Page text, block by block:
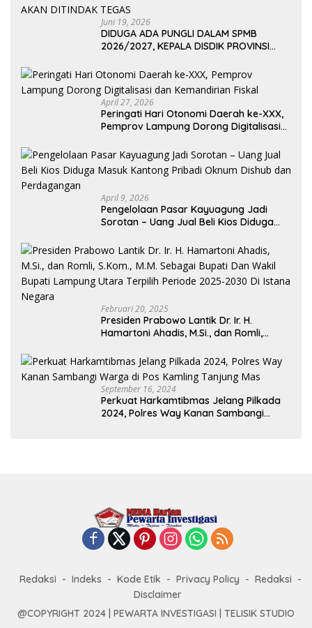
Juni 19, 2026
DIDUGA ADA PUNGLI DALAM SPMB
2026/2027, KEPALA DISDIK PROVINSI
DITINDAK TEGAS
April 27, 2026
Peringati Hari Otonomi Daerah ke-XXX,
Pemprov Lampung Dorong Digitalisasi
April 9, 2026
Pengelolaan Pasar Kayuagung Jadi
Sorotan – Uang Jual Beli Kios Diduga
dan Perdagangan
Februari 20, 2025
Presiden Prabowo Lantik Dr. Ir. H.
Hamartoni Ahadis, M.Si., dan Romli,
Bupati Lampung Utara Terpilih Periode
2025-2030 Di Istana Negara
September 16, 2024
Perkuat Harkamtibmas Jelang Pilkada
2024, Polres Way Kanan Sambangi
Redaksi Indeks Kode Etik Privacy Policy
Redaksi
Disclaimer
@COPYRIGHT 2024 | PEWARTA INVESTIGASI | TELISIK STUDIO